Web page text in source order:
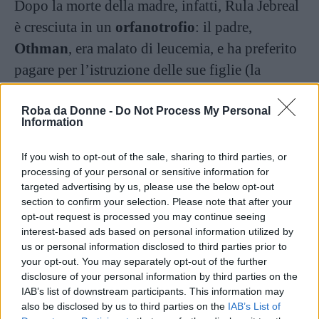
Roba da Donne - Do Not Process My Personal
Information
If you wish to opt-out of the sale, sharing to third parties, or
processing of your personal or sensitive information for
targeted advertising by us, please use the below opt-out
section to confirm your selection. Please note that after your
opt-out request is processed you may continue seeing
interest-based ads based on personal information utilized by
us or personal information disclosed to third parties prior to
your opt-out. You may separately opt-out of the further
disclosure of your personal information by third parties on the
IAB’s list of downstream participants. This information may
also be disclosed by us to third parties on the IAB’s List of
Dopo la morte della madre, infatti, Rula Jebreal
è cresciuta in un orfanotrofio: il padre,
Othman, era malato di leucemia, e ha preferito
pagare per l’istruzione delle sue figlie (la
per le cure. Perciò la donna che si è presa cura
diventata per la giornalista come una seconda
mamma.
Parlando di violenza sulle donne, nel corso
dell’intervista Jebreal ha toccato un argomento
di strettissima attualità: ilconflittotraRussia
Ucraina. In particolare, la giornalista si è
soffermata sulla condizione delledonne e dei